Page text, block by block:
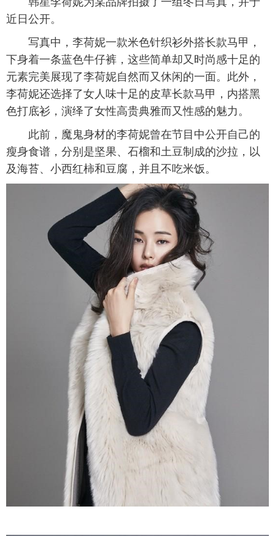
近日公开。
写真中，李荷妮一款米色针织衫外搭长款马甲，
下身着一条蓝色牛仔裤，这些简单却又时尚感十足的
元素完美展现了李荷妮自然而又休闲的一面。此外，
李荷妮还选择了女人味十足的皮草长款马甲，内搭黑
色打底衫，演绎了女性高贵典雅而又性感的魅力。
此前，魔鬼身材的李荷妮曾在节目中公开自己的
瘦身食谱，分别是坚果、石榴和土豆制成的沙拉，以
及海苔、小西红柿和豆腐，并且不吃米饭。